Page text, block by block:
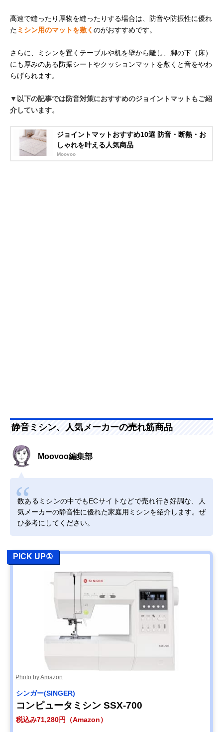
高速で縫ったり厚物を縫ったりする場合は、防音や防振性に優れ
た ミシン用のマットを敷く のがおすすめです。
さらに、ミシンを置くテーブルや机を壁から離し、脚の下（床）
にも厚みのある防振シートやクッションマットを敷くと音をやわ
らげられます。
▼以下の記事では防音対策におすすめのジョイントマットもご紹
介しています。
ジョイントマットおすすめ10選 防音・断熱・お
しゃれを叶える人気商品
Moovoo
静音ミシン、人気メーカーの売れ筋商品
Moovoo編集部
数あるミシンの中でもECサイトなどで売れ行き好調な、人
気メーカーの静音性に優れた家庭用ミシンを紹介します。ぜ
ひ参考にしてください。
PICK UP①
Photo by Amazon
シンガー(SINGER)
コンピュータミシン SSX-700
税込み71,280円（Amazon）